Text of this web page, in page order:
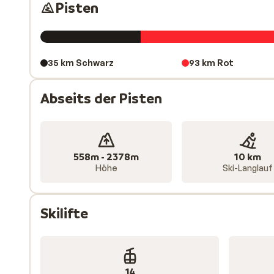
Nach einem aktiven Tag auf den Brettern können
Palette und Badwandl vergnügen. Zudem gibt es
gehören Fügen,Kaltenbach Hart im Zillertal,
für Hotels und Unterkünfte in Fügen finden Sie bei
Pisten
35 km Schwarz 93 km Rot
Abseits der Pisten
558m - 2378m
Höhe
10 km
Ski-Langlauf
Skilifte
14